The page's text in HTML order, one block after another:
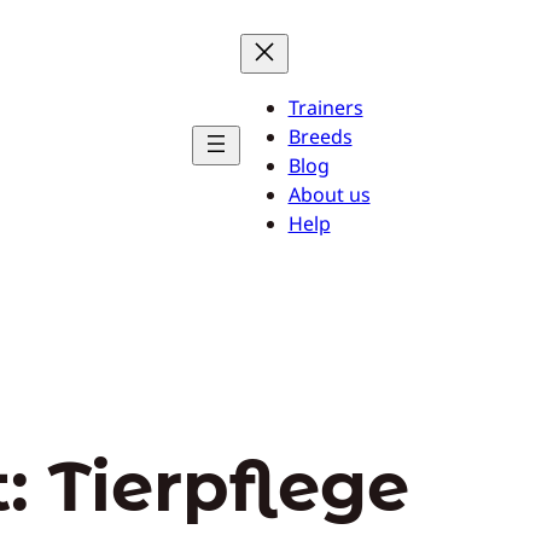
Trainers
Breeds
Blog
About us
Help
Tierpflege